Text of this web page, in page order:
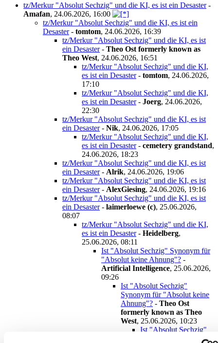
tz/Merkur "Absolut Sechzig" und die KI, es ist ein Desaster-
Amafan, 24.06.2026, 16:00
tz/Merkur "Absolut Sechzig" und die KI, es ist ein
Desaster- tomtom, 24.06.2026, 16:39
tz/Merkur "Absolut Sechzig" und die KI, es ist
ein Desaster- Theo Ost formerly known as
Theo West, 24.06.2026, 16:51
tz/Merkur "Absolut Sechzig" und die KI,
es ist ein Desaster- tomtom, 24.06.2026,
17:10
tz/Merkur "Absolut Sechzig" und die KI,
es ist ein Desaster- Joerg, 24.06.2026,
22:30
tz/Merkur "Absolut Sechzig" und die KI, es ist
ein Desaster- Nik, 24.06.2026, 17:05
tz/Merkur "Absolut Sechzig" und die KI,
es ist ein Desaster- cemetery grandstand,
24.06.2026, 18:23
tz/Merkur "Absolut Sechzig" und die KI, es ist
ein Desaster- Alrik, 24.06.2026, 19:06
tz/Merkur "Absolut Sechzig" und die KI, es ist
ein Desaster- AlexGiesing, 24.06.2026, 19:16
tz/Merkur "Absolut Sechzig" und die KI, es ist
ein Desaster- laimerloewe (c), 25.06.2026,
08:07
tz/Merkur "Absolut Sechzig" und die KI,
es ist ein Desaster- Heidelberg,
25.06.2026, 08:11
Ist "Absolut Sechzig" Synonym für
"Absolut keine Ahnung"? -
Artificial Intelligence, 25.06.2026,
09:26
Ist "Absolut Sechzig"
Synonym für "Absolut keine
Ahnung"? - Theo Ost
formerly known as Theo
West, 25.06.2026, 10:23
Ist "Absolut Sechzig"
Synonym für "Absolut